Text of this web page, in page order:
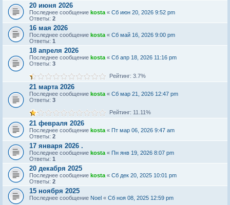
20 июня 2026
Последнее сообщение kosta « Сб июн 20, 2026 9:52 pm
Ответы: 2
16 мая 2026
Последнее сообщение kosta « Сб май 16, 2026 9:00 pm
Ответы: 1
18 апреля 2026
Последнее сообщение kosta « Сб апр 18, 2026 11:16 pm
Ответы: 3
Рейтинг: 3.7%
21 марта 2026
Последнее сообщение kosta « Сб мар 21, 2026 12:47 pm
Ответы: 3
Рейтинг: 11.11%
21 февраля 2026
Последнее сообщение kosta « Пт мар 06, 2026 9:47 am
Ответы: 2
17 января 2026 .
Последнее сообщение kosta « Пн янв 19, 2026 8:07 pm
Ответы: 1
20 декабря 2025
Последнее сообщение kosta « Сб дек 20, 2025 10:01 pm
Ответы: 2
15 ноября 2025
Последнее сообщение Noel « Сб ноя 08, 2025 12:59 pm